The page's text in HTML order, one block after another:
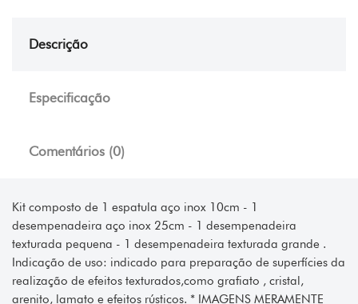
Descrição
Especificação
Comentários (0)
Kit composto de 1 espatula aço inox 10cm - 1
desempenadeira aço inox 25cm - 1 desempenadeira
texturada pequena - 1 desempenadeira texturada grande .
Indicação de uso: indicado para preparação de superfícies da
realização de efeitos texturados,como grafiato , cristal,
arenito, lamato e efeitos rústicos. * IMAGENS MERAMENTE